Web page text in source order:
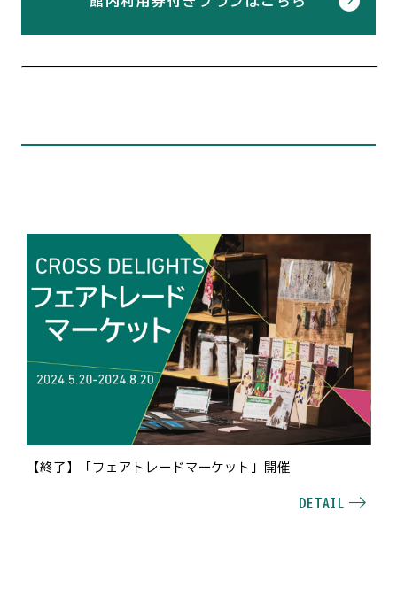
【終了】「フェアトレードマーケット」開催
DETAIL